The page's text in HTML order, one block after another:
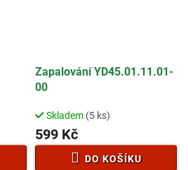
Zapalování YD45.01.11.01-
00
Skladem (5 ks)
599 Kč
DO KOŠÍKU